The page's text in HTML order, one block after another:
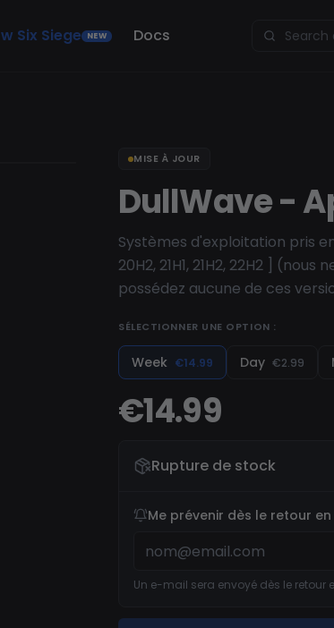
Six Siege NEW Docs
MISE À JOUR
DullWave -
Systèmes d'exploitation pris en
20H2, 21H1, 21H2, 22H2 ]
possédez aucune de ces
SÉLECTIONNER UNE OPTION :
Week €14.99 Day €2.99
€14.99
Rupture de stock
Me prévenir dès le retour
Un e-mail sera envoyé dès le